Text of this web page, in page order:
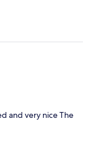
and very nice The